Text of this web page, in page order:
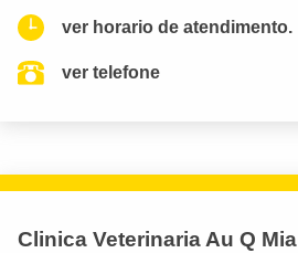
ver horario de atendimento.
ver telefone
Clinica Veterinaria Au Q Mia